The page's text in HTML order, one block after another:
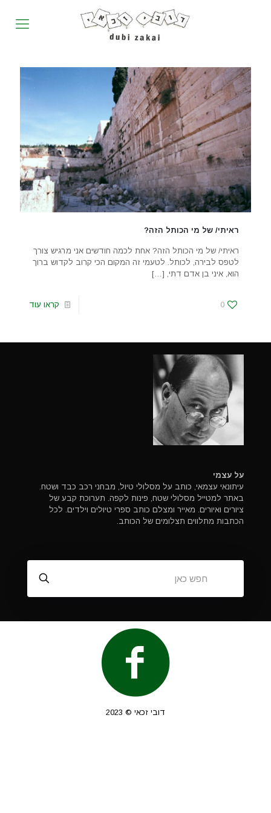
ראיתי/ של מי הכותל הזה?
ראיתי/ של מי הכותל הזה? אחת לכמה חודשים אני מרגיש צורך
לטפס לבירה, לכותל. לטעמי זה המקום הכי קרוב לקדוש ברוך
הוא, איני בן אדם דתי, […]
0 קראו עוד
על עצמי
עיתונאי עצמאי, כותב על מסלולי טיול, מבחני רכב כבד ושטח.
באתר למטייל מסלולי שטח, פינות לקפה. תערוכת קבע של
ציורים ואיורים. מאייר ומצלם כותב ספרי טיולים וילדים. לכל
הכתבות מתלווים תצלומים של הכותב.
דובי זכאי © 2023